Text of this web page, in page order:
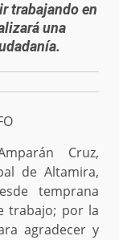
trabajando en
una
Cruz,
de Altamira,
temprana
trabajo; por la
agradecer y